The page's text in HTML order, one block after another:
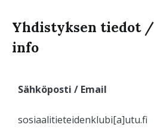
Yhdistyksen tiedot
info
Sähköposti / Email
sosiaalitieteidenklubi[a]utu.fi